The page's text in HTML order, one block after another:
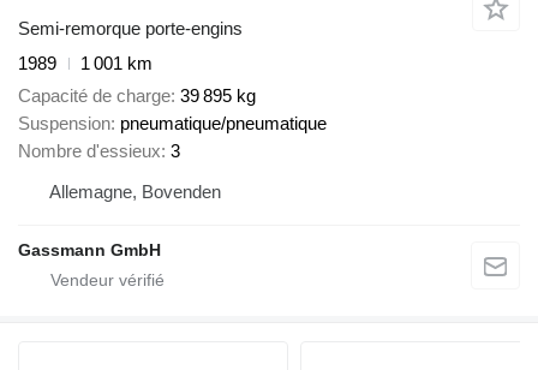
Semi-remorque porte-engins
1989
1 001 km
Capacité de charge 39 895 kg
Suspension pneumatique/pneumatique
Nombre d'essieux 3
Allemagne, Bovenden
Gassmann GmbH